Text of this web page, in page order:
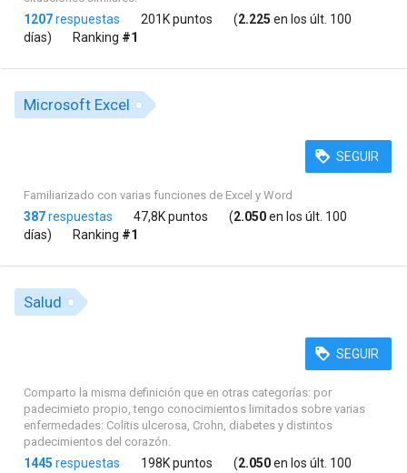
1207respuestas 201K puntos (2.225 en los últ. 100
días)
Ranking #1
Microsoft Excel
SEGUIR
Familiarizado con varias funciones de Excel y Word
387respuestas 47,8K puntos (2.050en los últ. 100
días)
Ranking #1
Salud
SEGUIR
Comparto la misma definición que en otras categorías: por
padecimieto propio, tengo conocimientos limitados sobre varias
enfermedades: Colitis ulcerosa, Crohn, diabetes y distintos
padecimientos del corazón.
1445 respuestas 198K puntos (2.050en los últ. 100